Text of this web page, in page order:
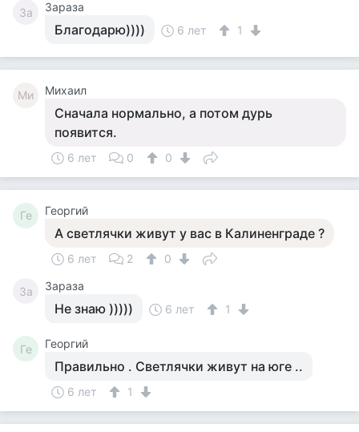
За Зараза
Благодарю)))) 6 лет 1
Ми Михаил
Сначала нормально, а потом дурь
появится.
6 лет 0 0
Ге Георгий
А светлячки живут у вас в Калиненграде ?
6 лет 2 0
За Зараза
Не знаю ))))) 6 лет 1
Ге Георгий
Правильно . Светлячки живут на юге ..
6 лет 1